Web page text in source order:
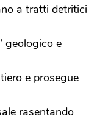
a tratti detritici
geologico e
e prosegue
rasentando